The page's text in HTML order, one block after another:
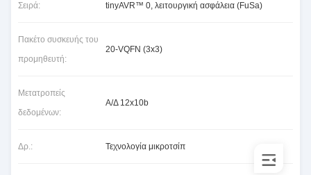
Σειρά: tinyAVR™ 0, λειτουργική ασφάλεια (FuSa)
Πακέτο συσκευής του
προμηθευτή:
20-VQFN (3x3)
Μετατροπείς
δεδομένων:
Α/Δ 12x10b
Δρ.: Τεχνολογία μικροτσίπ